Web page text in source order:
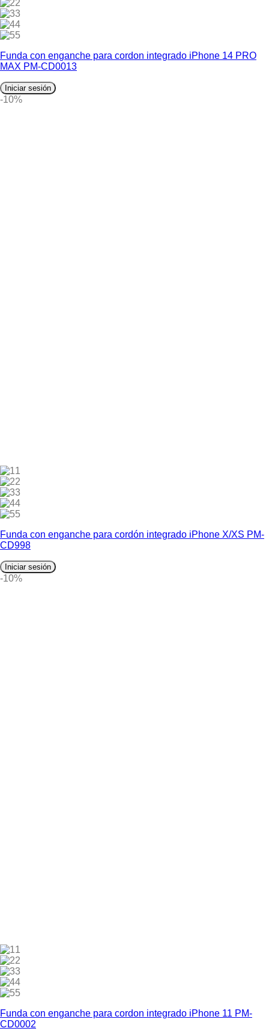
2
3
4
5
Funda con enganche para cordon integrado iPhone 14 PRO
MAX PM-CD0013
Iniciar sesión
-10%
1
2
3
4
5
Funda con enganche para cordón integrado iPhone X/XS PM-
CD998
Iniciar sesión
-10%
1
2
3
4
5
Funda con enganche para cordon integrado iPhone 11 PM-
CD0002